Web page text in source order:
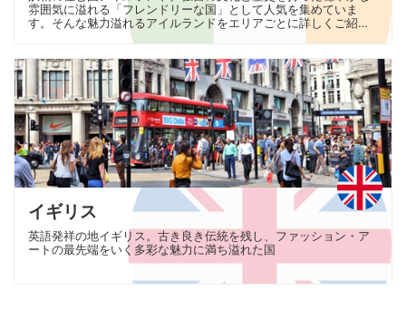
雰囲気に溢れる「フレンドリーな国」として人気を集めていま
す。そんな魅力溢れるアイルランドをエリアごとに詳しくご紹介
イギリス
英語発祥の地イギリス。古き良き伝統を残し、ファッション・ア
ートの最先端をいく多彩な魅力に満ち溢れた国